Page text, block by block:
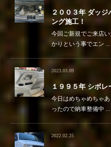
２００３年 ダッ
ング施工！
今回ご新規でご来店
かりという事でエン ...
2023.03.09
１９９５年 シボレ
今日はめちゃめちゃ
ったので納車整備中 ...
2022.02.25